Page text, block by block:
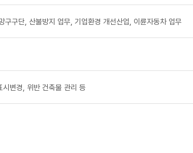
구구단, 산불방지 업무, 기업환경 개선산업, 이륜자동차 업무
변경, 위반 건축물 관리 등